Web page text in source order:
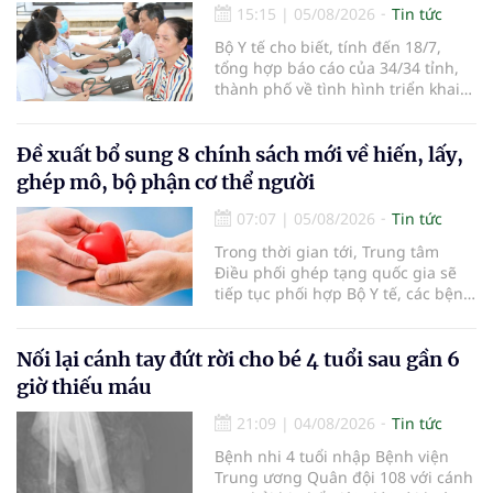
15:15 | 05/08/2026
Tin tức
Bộ Y tế cho biết, tính đến 18/7,
tổng hợp báo cáo của 34/34 tỉnh,
thành phố về tình hình triển khai
nhận 32.286.360 người, chiếm gần
30% dân số cả nước đã được khám
sức khỏe định kỳ năm nay.
Đề xuất bổ sung 8 chính sách mới về hiến, lấy,
ghép mô, bộ phận cơ thể người
07:07 | 05/08/2026
Tin tức
Trong thời gian tới, Trung tâm
Điều phối ghép tạng quốc gia sẽ
tiếp tục phối hợp Bộ Y tế, các bệnh
cường truyền thông, hoàn thiện
quy trình chuyên môn và hệ thống
hiến và ghép mô tạng.
Nối lại cánh tay đứt rời cho bé 4 tuổi sau gần 6
giờ thiếu máu
21:09 | 04/08/2026
Tin tức
Bệnh nhi 4 tuổi nhập Bệnh viện
Trung ương Quân đội 108 với cánh